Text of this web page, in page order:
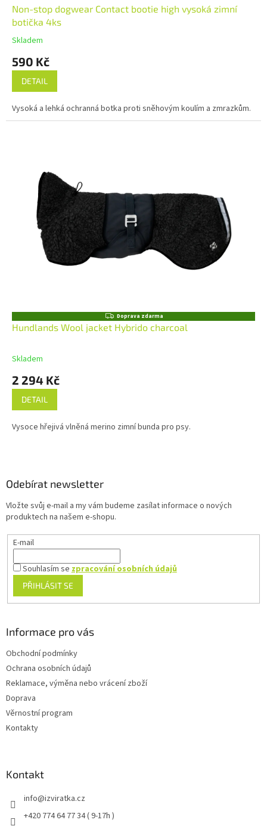
Non-stop dogwear Contact bootie high vysoká zimní
botička 4ks
Skladem
590 Kč
DETAIL
Vysoká a lehká ochranná botka proti sněhovým koulím a zmrazkům.
Z
D
A
Doprava zdarma
Hundlands Wool jacket Hybrido charcoal
Skladem
2 294 Kč
DETAIL
Vysoce hřejivá vlněná merino zimní bunda pro psy.
Odebírat newsletter
Vložte svůj e-mail a my vám budeme zasílat informace o nových
produktech na našem e-shopu.
E-mail
Souhlasím sezpracování osobních údajů
PŘIHLÁSIT SE
Informace pro vás
Obchodní podmínky
Ochrana osobních údajů
Reklamace, výměna nebo vrácení zboží
Doprava
Věrnostní program
Kontakty
Kontakt
info@izviratka.cz
+420 774 64 77 34 ( 9-17h )